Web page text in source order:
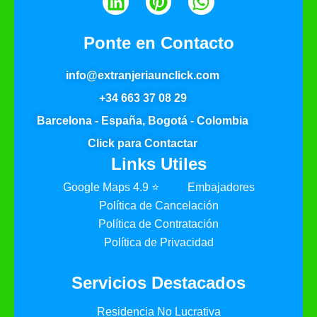
Ponte en Contacto
info@extranjeriaunclick.com
+34 663 37 08 29
Barcelona - España, Bogotá - Colombia
Click para Contactar
Links Utiles
Google Maps 4.9 ⭐
Embajadores
Política de Cancelación
Política de Contratación
Política de Privacidad
Servicios Destacados
Residencia No Lucrativa